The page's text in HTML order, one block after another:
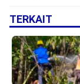
TERKAIT